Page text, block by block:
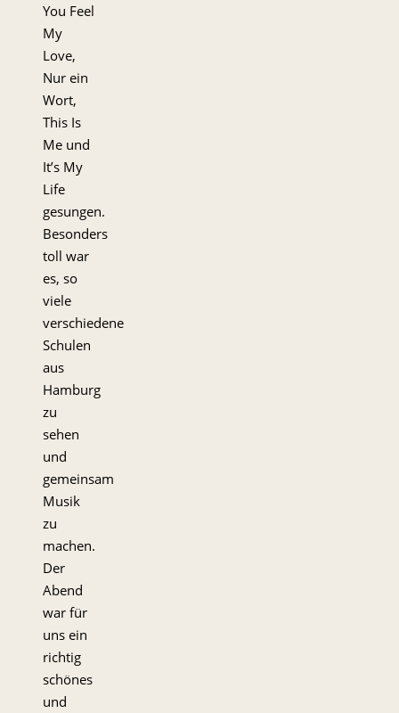
You Feel
My
Love,
Nur ein
Wort,
This Is
Me und
It’s My
Life
gesungen.
Besonders
toll war
es, so
viele
verschiedene
Schulen
aus
Hamburg
zu
sehen
und
gemeinsam
Musik
zu
machen.
Der
Abend
war für
uns ein
richtig
schönes
und